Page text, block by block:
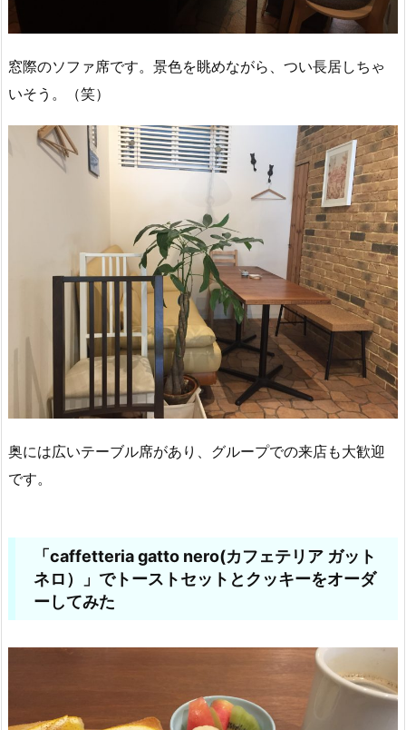
窓際のソファ席です。景色を眺めながら、つい長居しちゃ
いそう。（笑）
奥には広いテーブル席があり、グループでの来店も大歓迎
です。
「caffetteria gatto nero(カフェテリア ガット
ネロ）」でトーストセットとクッキーをオーダ
ーしてみた